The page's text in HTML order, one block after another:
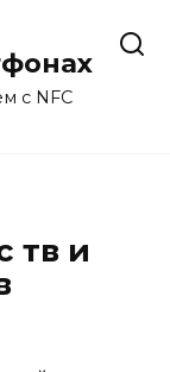
с NFC
тв и